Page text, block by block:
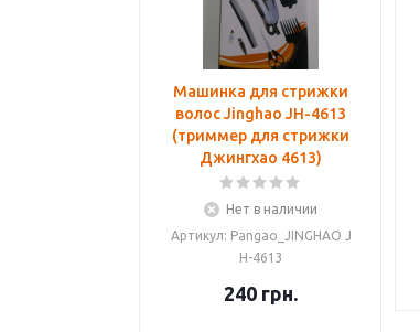
Машинка для стрижки
волос Jinghao JH-4613
(триммер для стрижки
Джингхао 4613)
Нет в наличии
Артикул: Pangao_JINGHAO J
H-4613
240 грн.